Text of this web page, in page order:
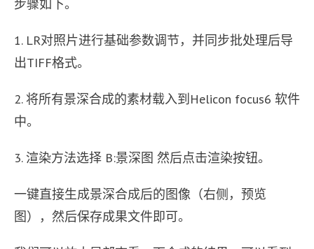
步骤如下。
1. LR对照片进行基础参数调节，并同步批处理后导
出TIFF格式。
2. 将所有景深合成的素材载入到Helicon focus6 软件
中。
3. 渲染方法选择 B:景深图 然后点击渲染按钮。
一键直接生成景深合成后的图像（右侧，预览
图），然后保存成果文件即可。